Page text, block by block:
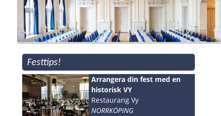
Festtips!
Arrangera din fest med en
historisk VY
Restaurang Vy
NORRKÖPING